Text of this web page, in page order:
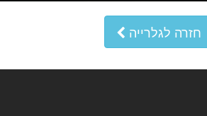
חזרה לגלרייה